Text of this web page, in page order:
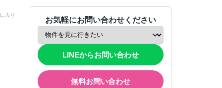
入り
お気軽にお問い合わせください
LINEからお問い合わせ
無料お問い合わせ